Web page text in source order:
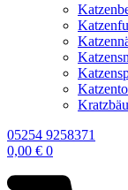
05254 9258371
0,00 € 0